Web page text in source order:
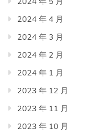
2024 年 4 月
2024 年 3 月
2024 年 2 月
2024 年 1 月
2023 年 12 月
2023 年 11 月
2023 年 10 月